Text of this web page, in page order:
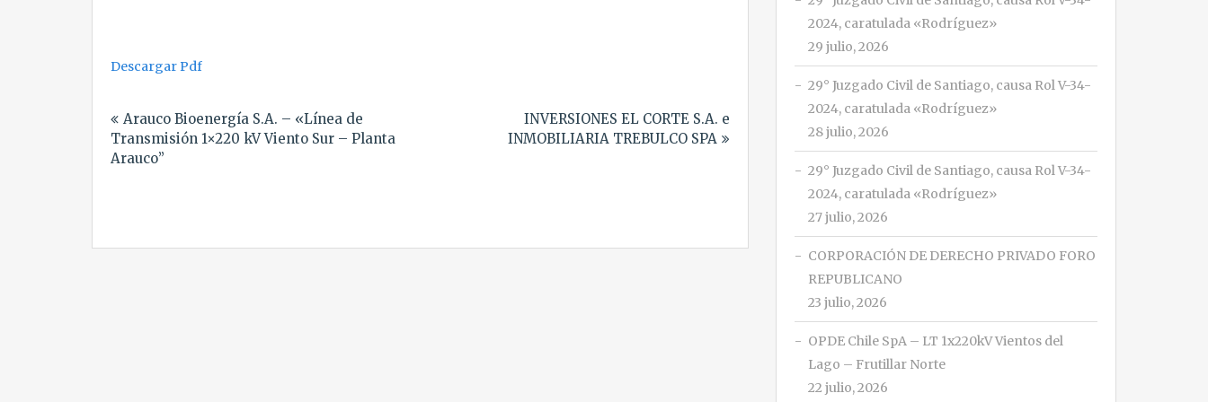
Descargar Pdf
de
entradas
Arauco Bioenergía S.A. – «Línea de
Transmisión 1×220 kV Viento Sur – Planta
Arauco”
INVERSIONES EL CORTE S.A. e
INMOBILIARIA TREBULCO SPA
2024, caratulada «Rodríguez»
29 julio, 2026
29° Juzgado Civil de Santiago, causa Rol V-34-
2024, caratulada «Rodríguez»
28 julio, 2026
29° Juzgado Civil de Santiago, causa Rol V-34-
2024, caratulada «Rodríguez»
27 julio, 2026
CORPORACIÓN DE DERECHO PRIVADO FORO
REPUBLICANO
23 julio, 2026
OPDE Chile SpA – LT 1x220kV Vientos del
Lago – Frutillar Norte
22 julio, 2026